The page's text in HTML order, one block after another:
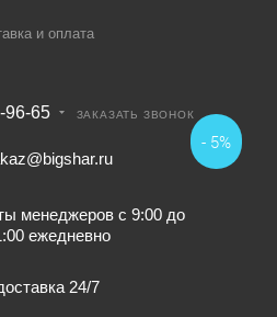
и оплата
96-65 ЗАКАЗАТЬ ЗВОНОК
менеджеров с 9:00 до
ежедневно
24/7
- 5%